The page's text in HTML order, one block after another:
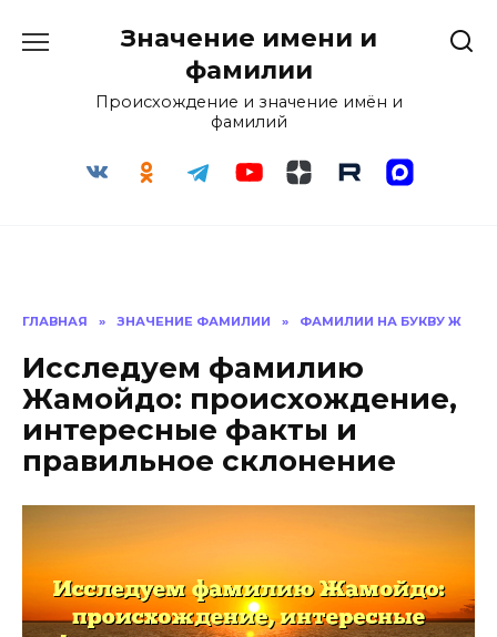
Значение имени и
фамилии
Происхождение и значение имён и
фамилий
ГЛАВНАЯ » ЗНАЧЕНИЕ ФАМИЛИИ » ФАМИЛИИ НА БУКВУ Ж
Исследуем фамилию
Жамойдо: происхождение,
интересные факты и
правильное склонение